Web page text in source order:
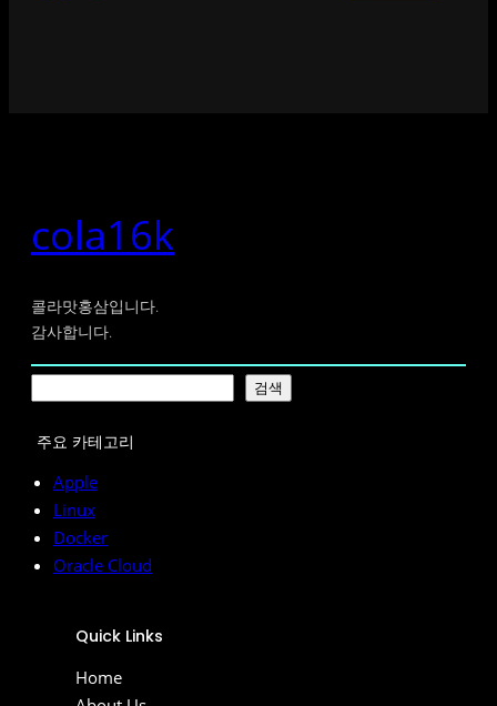
cola16k
콜라맛홍삼입니다.
감사합니다.
검색
주요 카테고리
Apple
Linux
Docker
Oracle Cloud
Quick Links
Home